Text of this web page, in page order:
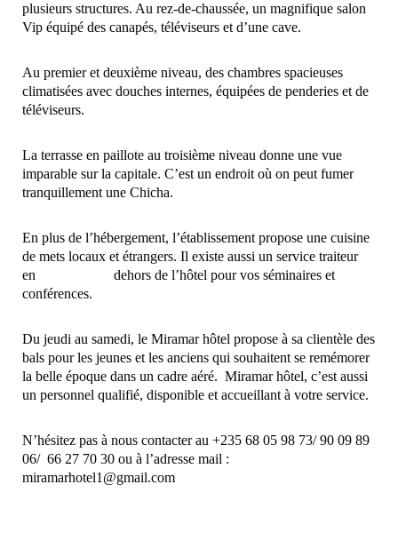
plusieurs structures. Au rez-de-chaussée, un magnifique salon
Vip équipé des canapés, téléviseurs et d’une cave.
Au premier et deuxième niveau, des chambres spacieuses
climatisées avec douches internes, équipées de penderies et de
téléviseurs.
La terrasse en paillote au troisième niveau donne une vue
imparable sur la capitale. C’est un endroit où on peut fumer
tranquillement une Chicha.
En plus de l’hébergement, l’établissement propose une cuisine
de mets locaux et étrangers. Il existe aussi un service traiteur
en dehors de l’hôtel pour vos séminaires et
conférences.
Du jeudi au samedi, le Miramar hôtel propose à sa clientèle des
bals pour les jeunes et les anciens qui souhaitent se remémorer
la belle époque dans un cadre aéré. Miramar hôtel, c’est aussi
un personnel qualifié, disponible et accueillant à votre service.
N’hésitez pas à nous contacter au +235 68 05 98 73/ 90 09 89
06/ 66 27 70 30 ou à l’adresse mail :
miramarhotel1@gmail.com